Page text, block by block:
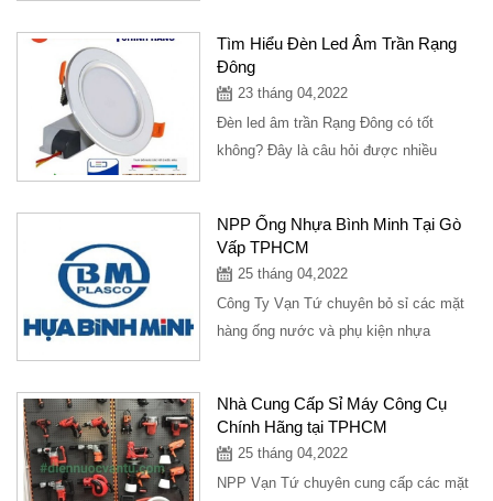
Tìm Hiểu Đèn Led Âm Trần Rạng
Đông
23 tháng 04,2022
Đèn led âm trần Rạng Đông có tốt
không? Đây là câu hỏi được nhiều
NPP Ống Nhựa Bình Minh Tại Gò
Vấp TPHCM
25 tháng 04,2022
Công Ty Vạn Tứ chuyên bỏ sỉ các mặt
hàng ống nước và phụ kiện nhựa
Nhà Cung Cấp Sỉ Máy Công Cụ
Chính Hãng tại TPHCM
25 tháng 04,2022
NPP Vạn Tứ chuyên cung cấp các mặt